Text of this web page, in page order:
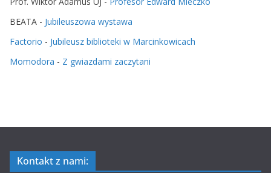
BEATA - Jubileuszowa wystawa
Factorio - Jubileusz biblioteki w Marcinkowicach
Momodora - Z gwiazdami zaczytani
Kontakt z nami: